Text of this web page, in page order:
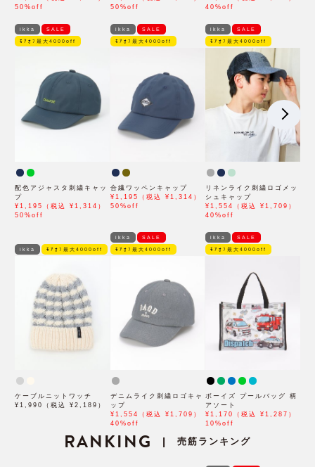
50%off
50%off
40%off
ikka SALE
ﾓｱｵﾌ最大4000off
配色アジャスタ刺繍キャッ
プ
¥1,195（税込 ¥1,314）
50%off
ikka SALE
ﾓｱｵﾌ最大4000off
合繊ワッペンキャップ
¥1,195（税込 ¥1,314）
50%off
ikka SALE
ﾓｱｵﾌ最大4000off
リネンライク刺繍ロゴメッ
シュキャップ
¥1,554（税込 ¥1,709）
40%off
ikka ﾓｱｵﾌ最大4000off
ケーブルニットワッチ
¥1,990（税込 ¥2,189）
ikka SALE
ﾓｱｵﾌ最大4000off
デニムライク刺繍ロゴキャ
ップ
¥1,554（税込 ¥1,709）
40%off
ikka SALE
ﾓｱｵﾌ最大4000off
ボーイズ プールバッグ 柄
アソート
¥1,170（税込 ¥1,287）
10%off
RANKING | 売筋ランキング